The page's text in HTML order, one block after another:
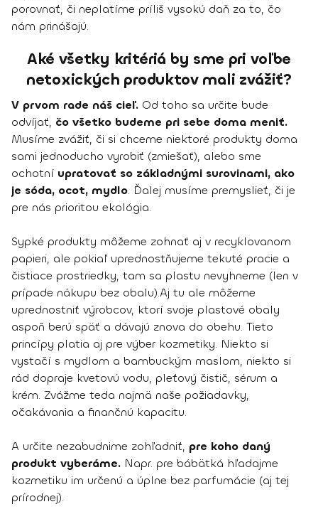
porovnať, či neplatíme príliš vysokú daň za to, čo
nám prinášajú.
Aké všetky kritériá by sme pri voľbe
netoxických produktov mali zvážiť?
V prvom rade náš cieľ. Od toho sa určite bude
odvíjať, čo všetko budeme pri sebe doma meniť.
Musíme zvážiť, či si chceme niektoré produkty doma
sami jednoducho vyrobiť (zmiešať), alebo sme
ochotní upratovať so základnými surovinami, ako
je sóda, ocot, mydlo. Ďalej musíme premyslieť, či je
pre nás prioritou ekológia.
Sypké produkty môžeme zohnať aj v recyklovanom
papieri, ale pokiaľ uprednostňujeme tekuté pracie a
čistiace prostriedky, tam sa plastu nevyhneme (len v
prípade nákupu bez obalu).Aj tu ale môžeme
uprednostniť výrobcov, ktorí svoje plastové obaly
aspoň berú späť a dávajú znova do obehu. Tieto
princípy platia aj pre výber kozmetiky. Niekto si
vystačí s mydlom a bambuckým maslom, niekto si
rád dopraje kvetovú vodu, pleťový čistič, sérum a
krém. Zvážme teda najmä naše požiadavky,
očakávania a finančnú kapacitu.
A určite nezabudnime zohľadniť, pre koho daný
produkt vyberáme. Napr. pre bábätká hľadajme
kozmetiku im určenú a úplne bez parfumácie (aj tej
prírodnej).